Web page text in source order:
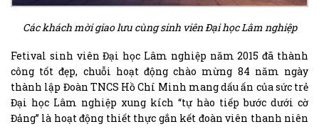
Các khách mời giao lưu cùng sinh viên Đại học Lâm nghiệp
Fetival sinh viên Đại học Lâm nghiệp năm 2015 đã thành
công tốt đẹp, chuỗi hoạt động chào mừng 84 năm ngày
thành lập Đoàn TNCS Hồ Chí Minh mang dấu ấn của sức trẻ
Đại học Lâm nghiệp xung kích “tự hào tiếp bước dưới cờ
Đảng” là hoạt động thiết thực gắn kết đoàn viên thanh niên